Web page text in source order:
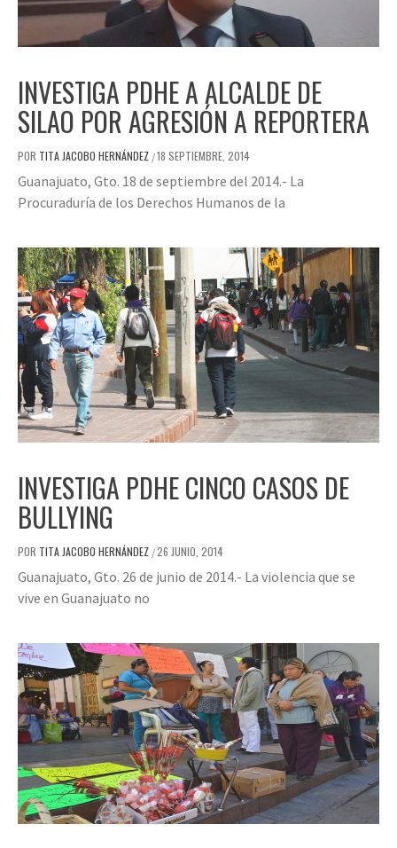
INVESTIGA PDHE A ALCALDE DE
SILAO POR AGRESIÓN A REPORTERA
POR TITA JACOBO HERNÁNDEZ /18 SEPTIEMBRE, 2014
Guanajuato, Gto. 18 de septiembre del 2014.- La
Procuraduría de los Derechos Humanos de la
INVESTIGA PDHE CINCO CASOS DE
BULLYING
POR TITA JACOBO HERNÁNDEZ /26 JUNIO, 2014
Guanajuato, Gto. 26 de junio de 2014.- La violencia que se
vive en Guanajuato no